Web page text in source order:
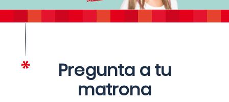
Pregunta a tu
matrona